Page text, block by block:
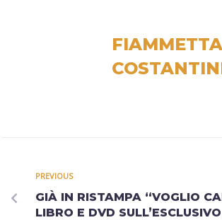
FIAMMETTA
PREVIOUS
GIÀ IN RISTAMPA “VOGLIO
LIBRO E DVD